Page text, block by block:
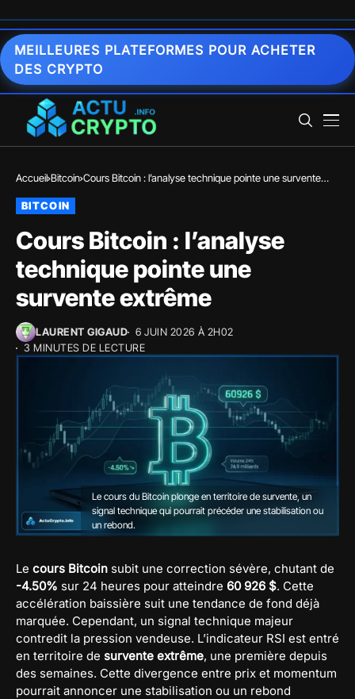
MEILLEURES PLATEFORMES POUR ACHETER
DES CRYPTO
Accueil Bitcoin Cours Bitcoin : l’analyse technique pointe une survente
BITCOIN
Cours Bitcoin : l’analyse
technique pointe une
survente extrême
LAURENT GIGAUD
6 JUIN 2026 À 2H02
3 MINUTES DE LECTURE
Le cours du Bitcoin plonge en territoire de survente, un
signal technique qui pourrait précéder une stabilisation ou
un rebond.
Le cours Bitcoin subit une correction sévère, chutant de
-4.50% sur 24 heures pour atteindre 60 926 $. Cette
accélération baissière suit une tendance de fond déjà
marquée. Cependant, un signal technique majeur
contredit la pression vendeuse. L’indicateur RSI est entré
en territoire de survente extrême, une première depuis
des semaines. Cette divergence entre prix et momentum
pourrait annoncer une stabilisation ou un rebond